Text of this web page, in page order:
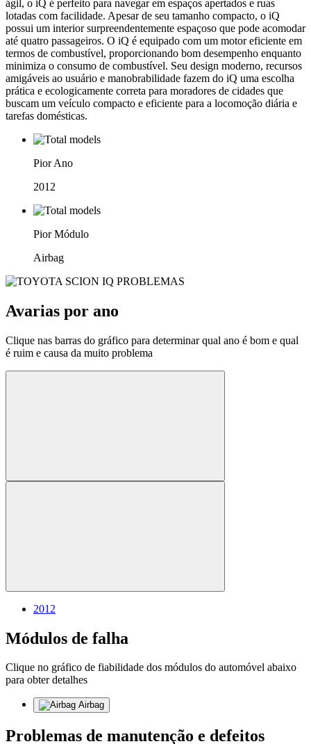
ágil, o iQ é perfeito para navegar em espaços apertados e ruas
lotadas com facilidade. Apesar de seu tamanho compacto, o iQ
possui um interior surpreendentemente espaçoso que pode acomodar
até quatro passageiros. O iQ é equipado com um motor eficiente em
termos de combustível, proporcionando bom desempenho enquanto
minimiza o consumo de combustível. Seu design moderno, recursos
amigáveis ao usuário e manobrabilidade fazem do iQ uma escolha
prática e ecologicamente correta para moradores de cidades que
buscam um veículo compacto e eficiente para a locomoção diária e
tarefas domésticas.
Pior Ano
2012
Pior Módulo
Airbag
Avarias por ano
Clique nas barras do gráfico para determinar qual ano é bom e qual
é ruim e causa da muito problema
2012
Módulos de falha
Clique no gráfico de fiabilidade dos módulos do automóvel abaixo
para obter detalhes
Airbag
Problemas de manutenção e defeitos